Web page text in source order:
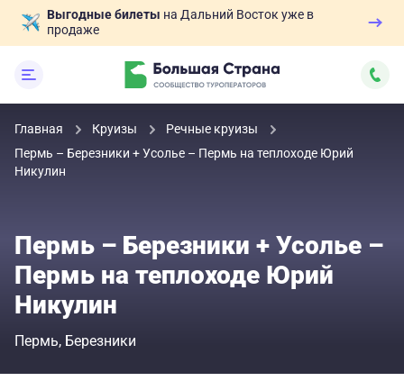
Выгодные билеты на Дальний Восток уже в
продаже
Главная Круизы
Речные круизы
Пермь – Березники + Усолье – Пермь на теплоходе Юрий
Никулин
Пермь – Березники + Усолье –
Пермь на теплоходе Юрий
Никулин
Пермь Березники